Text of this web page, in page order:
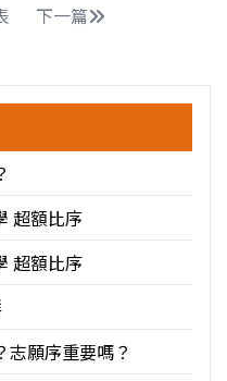
下一篇
超額比序
超額比序
志願序重要嗎？